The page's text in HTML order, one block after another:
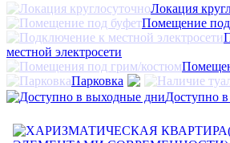
Локация
Помещение под
местной электросети
Парковка
Доступно